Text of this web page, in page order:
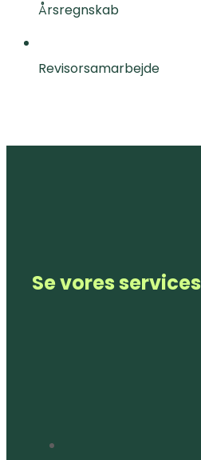
Årsregnskab
Revisorsamarbejde
Se vores services